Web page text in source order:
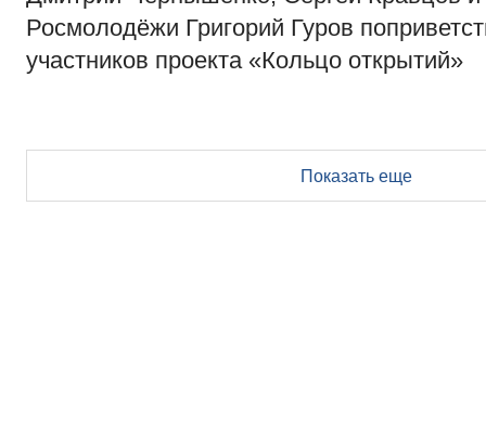
Росмолодёжи Григорий Гуров
участников проекта «Кольцо открытий»
Показать еще